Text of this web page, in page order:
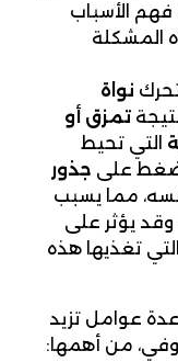
فهم الأسباب
المشكلة
نواة
تمزق أو
التي تحيط
تضغط على جذور
مما يسبب
وقد يؤثر على
التي تغذيها هذه
عوامل تزيد
من أهمها: